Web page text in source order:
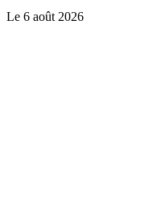
Le 6 août 2026